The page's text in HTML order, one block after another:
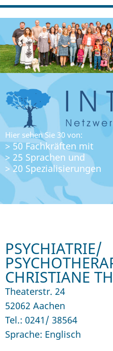
Hier sehen Sie 30 von:
> 50 Fachkräften mit
> 25 Sprachen und
> 20 Spezialisierungen
PSYCHIATRIE/
CHRISTIANE
Theaterstr. 24
52062 Aachen
Tel.: 0241/ 38564
Sprache: Englisch